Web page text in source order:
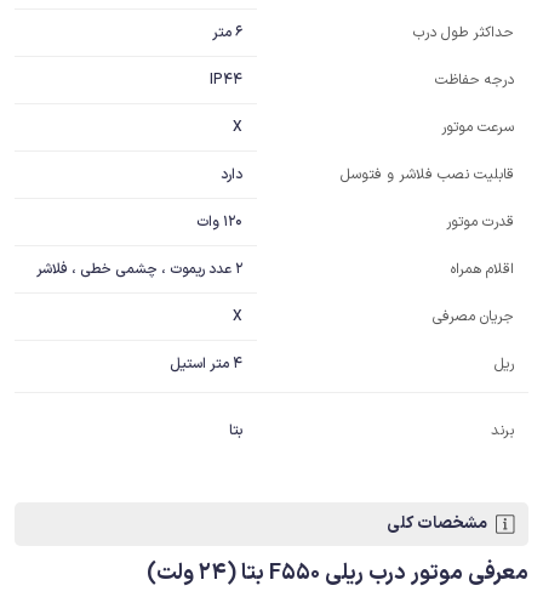
حداکثر طول درب 6 متر
درجه حفاظت IP44
سرعت موتور X
قابلیت نصب فلاشر و فتوسل دارد
قدرت موتور 120 وات
اقلام همراه 2 عدد ریموت ، چشمی خطی ، فلاشر
جریان مصرفی X
ریل 4 متر استیل
برند بتا
مشخصات کلی
معرفی موتور درب ریلی F550 بتا (24 ولت)